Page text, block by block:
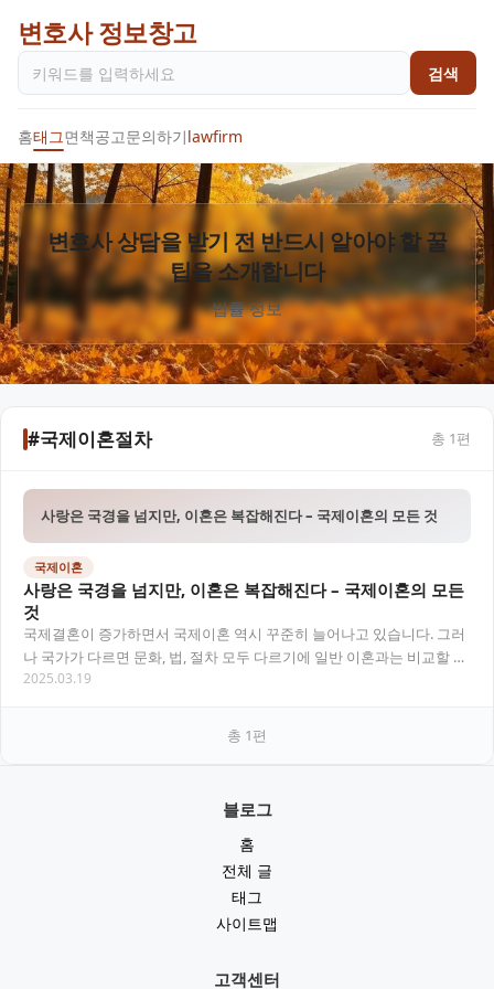
변호사 정보창고
검색
홈태그면책공고문의하기lawfirm
변호사 상담을 받기 전 반드시 알아야 할 꿀
팁을 소개합니다
법률 정보
#국제이혼절차 총 1편
사랑은 국경을 넘지만, 이혼은 복잡해진다 – 국제이혼의 모든 것
국제이혼
사랑은 국경을 넘지만, 이혼은 복잡해진다 – 국제이혼의 모든
것
국제결혼이 증가하면서 국제이혼 역시 꾸준히 늘어나고 있습니다. 그러
나 국가가 다르면 문화, 법, 절차 모두 다르기에 일반 이혼과는 비교할 수
없는 복잡함이 따릅니다. 이번 글에서는…
2025.03.19
총 1편
블로그
홈
전체 글
태그
사이트맵
고객센터